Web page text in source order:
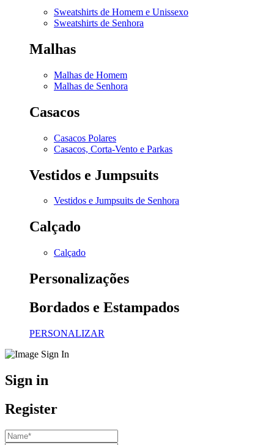
Sweatshirts de Homem e Unissexo
Sweatshirts de Senhora
Malhas
Malhas de Homem
Malhas de Senhora
Casacos
Casacos Polares
Casacos, Corta-Vento e Parkas
Vestidos e Jumpsuits
Vestidos e Jumpsuits de Senhora
Calçado
Calçado
Personalizações
Bordados e Estampados
PERSONALIZAR
Sign in
Register